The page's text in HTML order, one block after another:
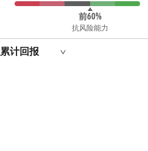
前60%
抗风险能力
累计回报